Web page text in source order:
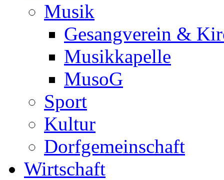
Musik
Gesangverein &
Musikkapelle
MusoG
Sport
Kultur
Dorfgemeinschaft
Wirtschaft